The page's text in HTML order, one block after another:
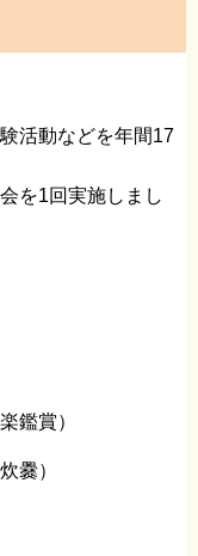
活動などを年間17
を1回実施しまし
鑑賞）
爨）